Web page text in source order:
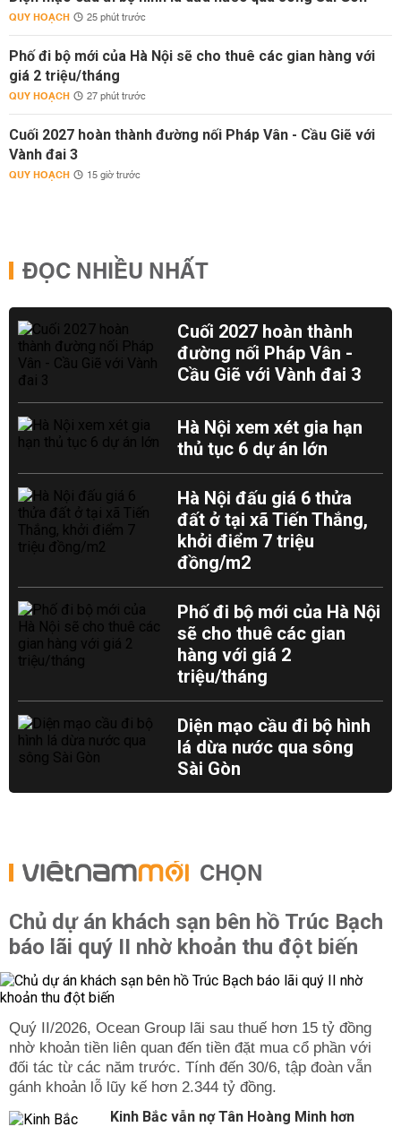
QUY HOẠCH 25 phút trước
Phố đi bộ mới của Hà Nội sẽ cho thuê các gian hàng với
giá 2 triệu/tháng
QUY HOẠCH 27 phút trước
Cuối 2027 hoàn thành đường nối Pháp Vân - Cầu Giẽ với
Vành đai 3
QUY HOẠCH 15 giờ trước
ĐỌC NHIỀU NHẤT
Cuối 2027 hoàn thành
đường nối Pháp Vân -
Cầu Giẽ với Vành đai 3
Hà Nội xem xét gia hạn
thủ tục 6 dự án lớn
Hà Nội đấu giá 6 thửa
đất ở tại xã Tiến Thắng,
khởi điểm 7 triệu
đồng/m2
Phố đi bộ mới của Hà Nội
sẽ cho thuê các gian
hàng với giá 2
triệu/tháng
Diện mạo cầu đi bộ hình
lá dừa nước qua sông
Sài Gòn
CHỌN
Chủ dự án khách sạn bên hồ Trúc Bạch
báo lãi quý II nhờ khoản thu đột biến
Quý II/2026, Ocean Group lãi sau thuế hơn 15 tỷ đồng
nhờ khoản tiền liên quan đến tiền đặt mua cổ phần với
đối tác từ các năm trước. Tính đến 30/6, tập đoàn vẫn
gánh khoản lỗ lũy kế hơn 2.344 tỷ đồng.
Kinh Bắc vẫn nợ Tân Hoàng Minh hơn